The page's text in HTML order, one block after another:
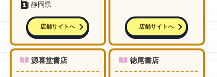
静岡県
店舗サイトへ 店舗サイトへ
源喜堂書店 徳尾書店